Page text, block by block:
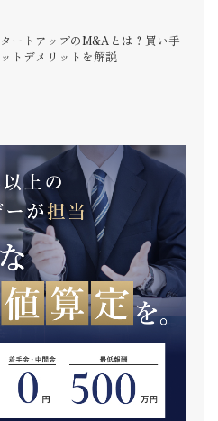
タートアップのM&Aとは？買い手
トデメリットを解説